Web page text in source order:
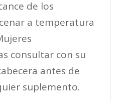
de los
a temperatura
consultar con su
antes de
suplemento.